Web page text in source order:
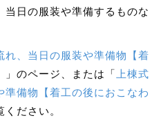
日の服装や準備するものな
れ、当日の服装や準備物【着
」のページ、または「 上棟式
備物【着工の後におこなわ
ください。